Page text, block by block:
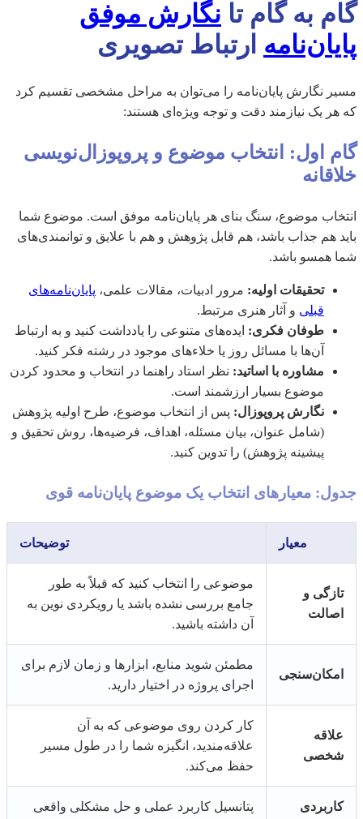
گام به گام تا نگارش موفق
پایان‌نامه ارتباط تصویری
مسیر نگارش پایان‌نامه را می‌توان به مراحل مشخصی تقسیم کرد
که هر یک نیازمند دقت و توجه ویژه‌ای هستند:
گام اول: انتخاب موضوع و پروپوزال‌نویسی
خلاقانه
انتخاب موضوع، سنگ بنای هر پایان‌نامه موفق است. موضوع شما
باید هم جذاب باشد، هم قابل پژوهش و هم با علایق و توانمندی‌های
شما همسو باشد.
تحقیقات اولیه: مرور ادبیات، مقالات علمی، پایان‌نامه‌های
قبلی و آثار هنری مرتبط.
طوفان فکری: ایده‌های متنوعی را یادداشت کنید و به ارتباط
آن‌ها با مسائل روز یا خلاءهای موجود در رشته فکر کنید.
مشاوره با اساتید: نظر استاد راهنما در انتخاب و محدود کردن
موضوع بسیار ارزشمند است.
نگارش پروپوزال: پس از انتخاب موضوع، طرح اولیه پژوهش
(شامل عنوان، بیان مسئله، اهداف، فرضیه‌ها، روش تحقیق و
پیشینه پژوهش) را تدوین کنید.
جدول: معیارهای انتخاب یک موضوع پایان‌نامه قوی
معیار توضیحات
تازگی و
اصالت
موضوعی را انتخاب کنید که قبلاً به طور
جامع بررسی نشده باشد یا رویکردی نوین به
آن داشته باشید.
امکان‌سنجی
مطمئن شوید منابع، ابزارها و زمان لازم برای
اجرای پروژه در اختیار دارید.
علاقه
شخصی
کار کردن روی موضوعی که به آن
علاقه‌مندید، انگیزه شما را در طول مسیر
حفظ می‌کند.
کاربردی
پتانسیل کاربرد عملی و حل مشکلی واقعی